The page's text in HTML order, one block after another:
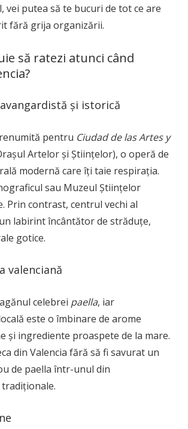
vei putea să te bucuri de tot ce are
fără grija organizării.
să ratezi atunci când
și istorică
pentru Ciudad de las Artes y
Artelor și Științelor), o operă de
modernă care îți taie respirația.
sau Muzeul Științelor
Prin contrast, centrul vechi al
labirint încântător de străduțe,
gotice.
valenciană
celebrei paella, iar
este o îmbinare de arome
și ingrediente proaspete de la mare.
din Valencia fără să fi savurat un
de paella într-unul din